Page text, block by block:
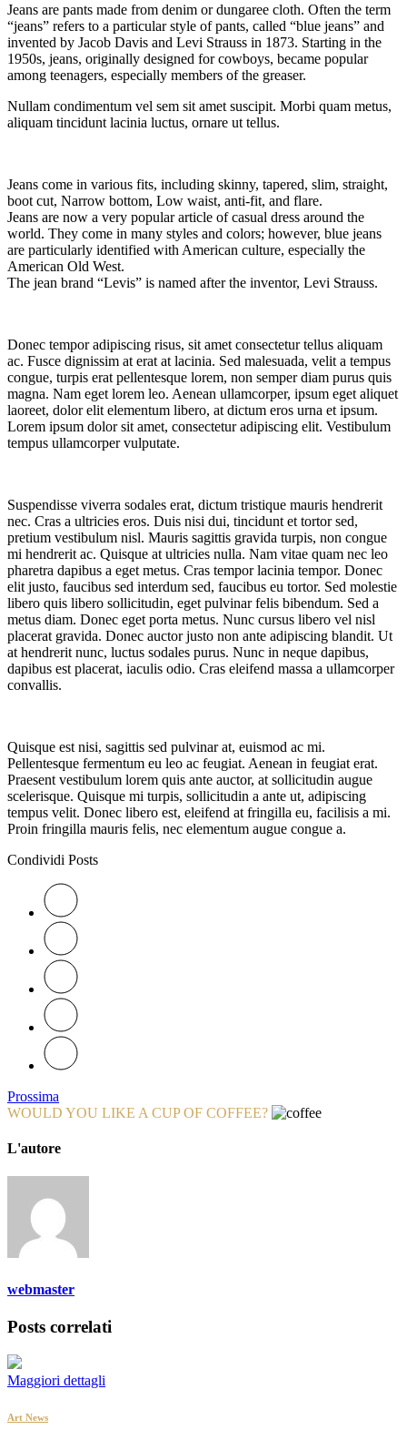
Jeans are pants made from denim or dungaree cloth. Often the term
“jeans” refers to a particular style of pants, called “blue jeans” and
invented by Jacob Davis and Levi Strauss in 1873. Starting in the
1950s, jeans, originally designed for cowboys, became popular
among teenagers, especially members of the greaser.
Nullam condimentum vel sem sit amet suscipit. Morbi quam metus,
aliquam tincidunt lacinia luctus, ornare ut tellus.
Jeans come in various fits, including skinny, tapered, slim, straight,
boot cut, Narrow bottom, Low waist, anti-fit, and flare.
Jeans are now a very popular article of casual dress around the
world. They come in many styles and colors; however, blue jeans
are particularly identified with American culture, especially the
American Old West.
The jean brand “Levis” is named after the inventor, Levi Strauss.
Donec tempor adipiscing risus, sit amet consectetur tellus aliquam
ac. Fusce dignissim at erat at lacinia. Sed malesuada, velit a tempus
congue, turpis erat pellentesque lorem, non semper diam purus quis
magna. Nam eget lorem leo. Aenean ullamcorper, ipsum eget aliquet
laoreet, dolor elit elementum libero, at dictum eros urna et ipsum.
Lorem ipsum dolor sit amet, consectetur adipiscing elit. Vestibulum
tempus ullamcorper vulputate.
Suspendisse viverra sodales erat, dictum tristique mauris hendrerit
nec. Cras a ultricies eros. Duis nisi dui, tincidunt et tortor sed,
pretium vestibulum nisl. Mauris sagittis gravida turpis, non congue
mi hendrerit ac. Quisque at ultricies nulla. Nam vitae quam nec leo
pharetra dapibus a eget metus. Cras tempor lacinia tempor. Donec
elit justo, faucibus sed interdum sed, faucibus eu tortor. Sed molestie
libero quis libero sollicitudin, eget pulvinar felis bibendum. Sed a
metus diam. Donec eget porta metus. Nunc cursus libero vel nisl
placerat gravida. Donec auctor justo non ante adipiscing blandit. Ut
at hendrerit nunc, luctus sodales purus. Nunc in neque dapibus,
dapibus est placerat, iaculis odio. Cras eleifend massa a ullamcorper
convallis.
Quisque est nisi, sagittis sed pulvinar at, euismod ac mi.
Pellentesque fermentum eu leo ac feugiat. Aenean in feugiat erat.
Praesent vestibulum lorem quis ante auctor, at sollicitudin augue
scelerisque. Quisque mi turpis, sollicitudin a ante ut, adipiscing
tempus velit. Donec libero est, eleifend at fringilla eu, facilisis a mi.
Proin fringilla mauris felis, nec elementum augue congue a.
Condividi Posts
Prossima
WOULD YOU LIKE A CUP OF COFFEE?
L'autore
webmaster
Posts correlati
Maggiori dettagli
Art News